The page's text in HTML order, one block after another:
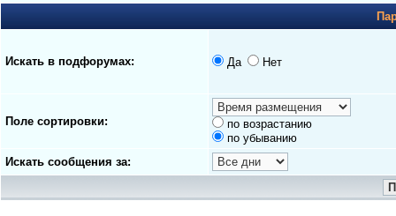
Искать в подфорумах: Да Нет
Поле сортировки:
по возрастанию
по убыванию
Искать сообщения за: